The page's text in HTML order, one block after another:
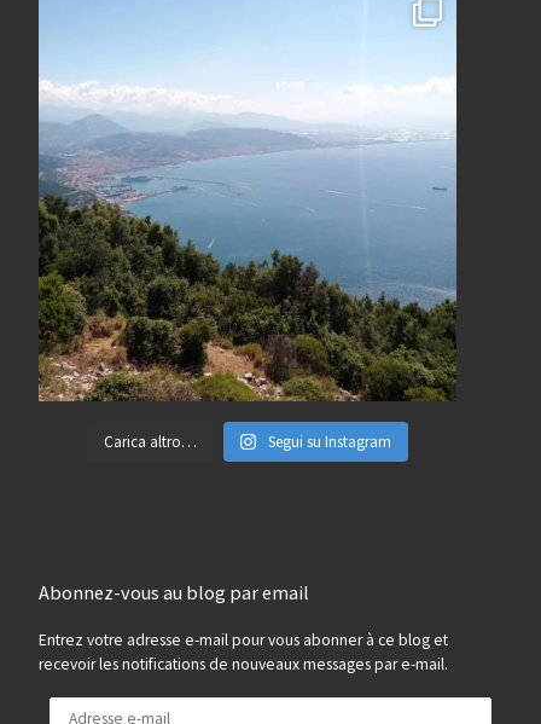
Carica altro… Segui su Instagram
Abonnez-vous au blog par email
Entrez votre adresse e-mail pour vous abonner à ce blog et
recevoir les notifications de nouveaux messages par e-mail.